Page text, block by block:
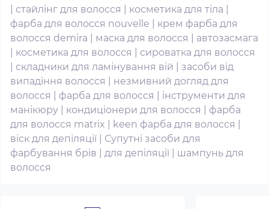
стайлінг для волосся косметика для тіла
фарба для волосся nouvelle
крем фарба для
волосся demira
маска для волосся
автозасмага
косметика для волосся
сироватка для волосся
складники для ламінування вій
засоби від
випадіння волосся
незмивний догляд для
волосся
фарба для волосся
інструменти для
манікюру
кондиціонери для волосся
фарба
для волосся matrix
keen фарба для волосся
віск для депіляції
Супутні засоби для
фарбування брів
для депіляції
шампунь для
волосся